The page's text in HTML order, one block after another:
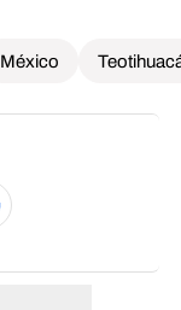
México